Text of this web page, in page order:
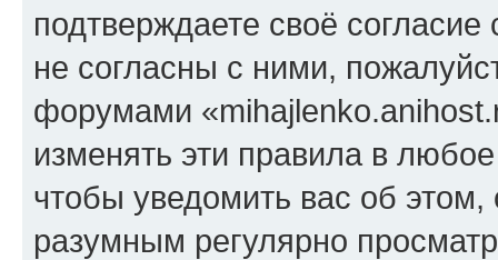
подтверждаете своё
не согласны с ними,
форумами
изменять эти правила в
чтобы уведомить вас об
разумным регулярно